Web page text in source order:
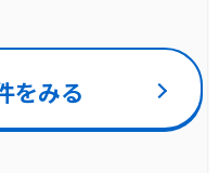
をみる